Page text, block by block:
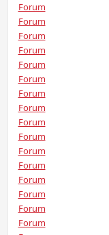
Forum
Forum
Forum
Forum
Forum
Forum
Forum
Forum
Forum
Forum
Forum
Forum
Forum
Forum
Forum
Forum